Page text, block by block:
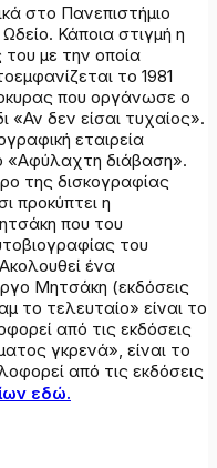
στο Πανεπιστήμιο
Κάποια στιγμή η
του με την οποία
το 1981
που οργάνωσε ο
δεν είσαι τυχαίος».
εταιρεία
«Αφύλαχτη διάβαση».
της δισκογραφίας
προκύπτει η
που του
του
ένα
Μητσάκη (εκδόσεις
το τελευταίο» είναι το
από τις εκδόσεις
γκρενά», είναι το
από τις εκδόσεις
εδώ.